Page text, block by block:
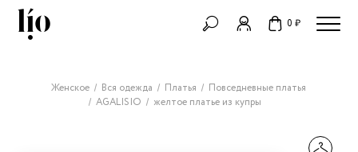
0 ₽
Женское Вся одежда Платья
Повседневные платья
AGALISIO
желтое платье из купры